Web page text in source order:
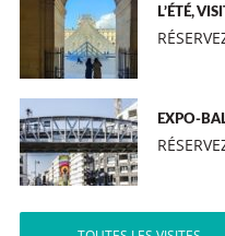
L’ÉTÉ,
EXPO-